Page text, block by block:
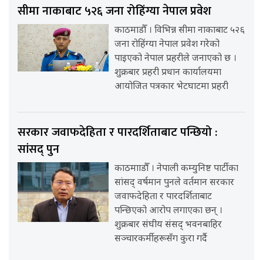
सीमा नाकाबाट ५२६ जना रोहिंग्या नेपाल प्रवेश
काठमाडौँ । विभिन्न सीमा नाकाबाट ५२६
जना रोहिंग्या नेपाल प्रवेश गरेको
पाइएको नेपाल प्रहरीले जनाएको छ ।
शुक्रबार प्रहरी प्रधान कार्यालयमा
आयोजित पत्रकार भेटघाटमा प्रहरी
सरकार जवाफदेहिता र पारदर्शिताबाट पन्छियो :
सांसद् पुन
काठमााडौँ । नेपाली कम्युनिष्ट पार्टीका
सांसद् वर्षमान पुनले वर्तमान सरकार
जवाफदेहिता र पारदर्शिताबाट
पन्छिएको आरोप लगाएका छन् ।
शुक्रबार संघीय संसद् भवनबाहिर
सञ्चारकर्मीहरूसँग कुरा गर्दै